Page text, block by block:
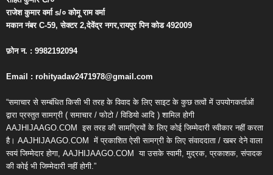
राजेश कुमार वर्माs/० कोमू राम वर्मा
मकान नंबरC-59,सेक्टर2,देवेंद्र नगर,रायपुर पिन कोड492009
फ़ोन न. : 9982192094
Email : rohityadav2471978@gmail.com
“समाचार से सम्बंधित किसी भी तरह के विवाद के लिए साइट के कुछ तत्वों में उपयोगकर्ताओं
द्वारा प्रस्तुत सामग्री ( समाचार / फोटो / विडियो आदि ) शामिल होगी
AAJHIJAAGO.COM इस तरह की सामग्रियों के लिए कोई जिम्मेदारी स्वीकार नहीं करता
है। AAJHIJAAGO.COM में प्रकाशित ऐसी सामग्री के लिए संवाददाता / खबर देने वाला
स्वयं जिम्मेदार होगा, AAJHIJAAGO.COM या उसके स्वामी, मुद्रक, प्रकाशक, संपादक
की कोई भी जिम्मेदारी नहीं होगी.”